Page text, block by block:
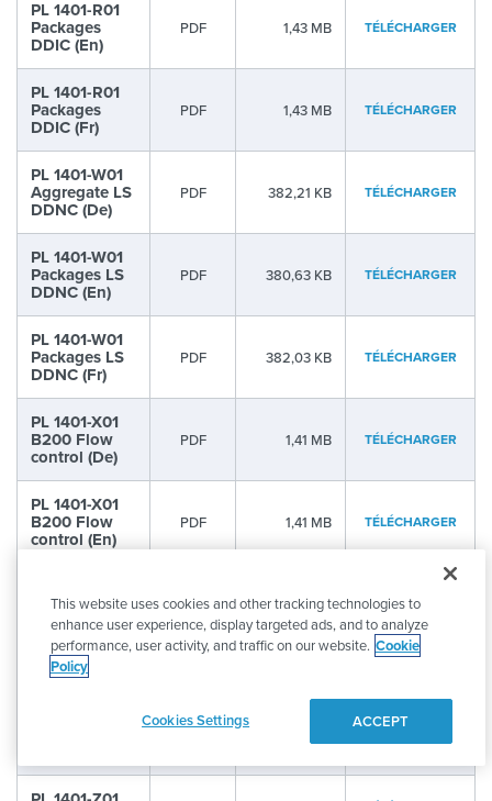
PL 1401-R01
Packages
DDIC (En)
PDF 1,43 MB TÉLÉCHARGER
PL 1401-R01
Packages
DDIC (Fr)
PDF 1,43 MB TÉLÉCHARGER
PL 1401-W01
Aggregate LS
DDNC (De)
PDF 382,21 KB TÉLÉCHARGER
PL 1401-W01
Packages LS
DDNC (En)
PDF 380,63 KB TÉLÉCHARGER
PL 1401-W01
Packages LS
DDNC (Fr)
PDF 382,03 KB TÉLÉCHARGER
PL 1401-X01
B200 Flow
control (De)
PDF 1,41 MB TÉLÉCHARGER
PL 1401-X01
B200 Flow
control (En)
PDF 1,41 MB TÉLÉCHARGER
B200 Flow
control (Fr)
PDF 1,41 MB TÉLÉCHARGER
PL 1401-Z01
2,12 MB TÉLÉCHARGER
This website uses cookies and other tracking technologies to
enhance user experience, display targeted ads, and to analyze
performance, user activity, and traffic on our website. Cookie
Policy
Cookies Settings ACCEPT